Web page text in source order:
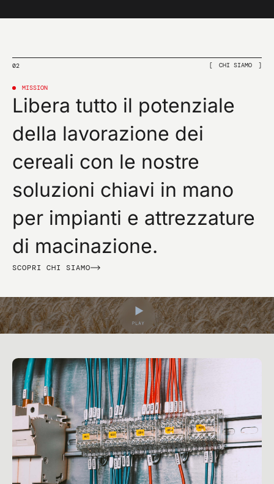
02 CHI SIAMO
MISSION
Libera tutto il potenziale
della lavorazione dei
cereali con le nostre
soluzioni chiavi in mano
per impianti e attrezzature
di macinazione.
SCOPRI CHI SIAMO